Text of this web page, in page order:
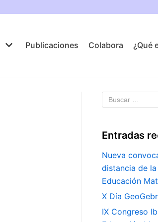
Publicaciones Colabora ¿Qué
Entradas
Nueva
distancia de
Educación
X Día
IX Congreso